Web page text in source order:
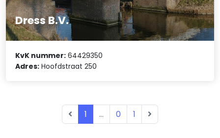
Dress B.V.
KvK nummer: 64429350
Adres: Hoofdstraat 250
1 ... 0 1